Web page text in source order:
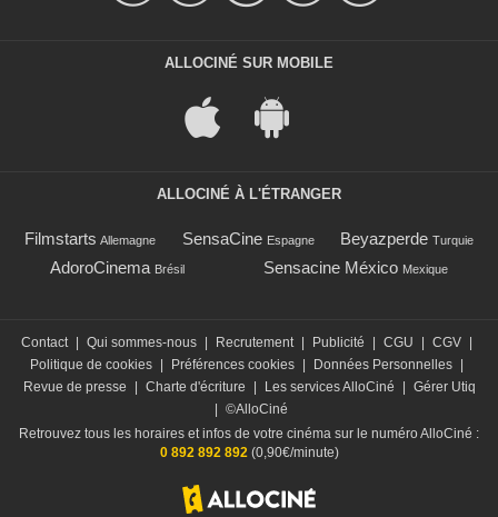
ALLOCINÉ SUR MOBILE
ALLOCINÉ À L'ÉTRANGER
Filmstarts Allemagne SensaCine Espagne Beyazperde Turquie
AdoroCinema Brésil Sensacine México Mexique
Contact Qui sommes-nous Recrutement Publicité CGU CGV
Politique de cookies
Préférences cookies Données Personnelles
Revue de presse
Charte d'écriture Les services AlloCiné
Gérer Utiq
©AlloCiné
Retrouvez tous les horaires et infos de votre cinéma sur le numéro AlloCiné :
0 892 892 892(0,90€/minute)